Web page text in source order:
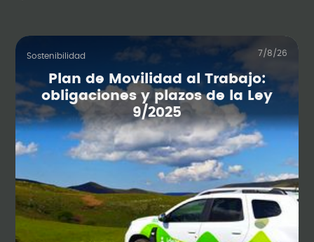
Sostenibilidad 7/8/26
Plan de Movilidad al Trabajo:
obligaciones y plazos de la Ley
9/2025